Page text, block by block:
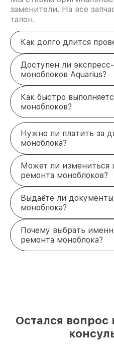
адресу проспект
помочь!
заменители. На все
талон.
Как долго длится
Доступен ли
моноблоков Aquarius?
Как быстро
моноблоков?
Нужно ли платить за
моноблока?
Может ли измениться
ремонта моноблоков?
Выдаёте ли
моноблока?
Почему выбрать
ремонта моноблока?
Остался